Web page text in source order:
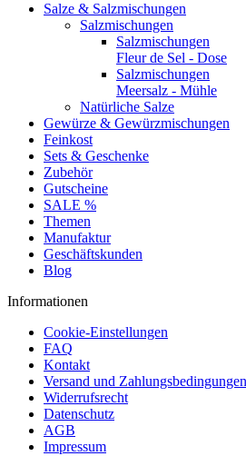
Salze & Salzmischungen
Salzmischungen
Salzmischungen
Fleur de Sel - Dose
Salzmischungen
Meersalz - Mühle
Natürliche Salze
Gewürze & Gewürzmischungen
Feinkost
Sets & Geschenke
Zubehör
Gutscheine
SALE %
Themen
Manufaktur
Geschäftskunden
Blog
Informationen
Cookie-Einstellungen
FAQ
Kontakt
Versand und Zahlungsbedingungen
Widerrufsrecht
Datenschutz
AGB
Impressum